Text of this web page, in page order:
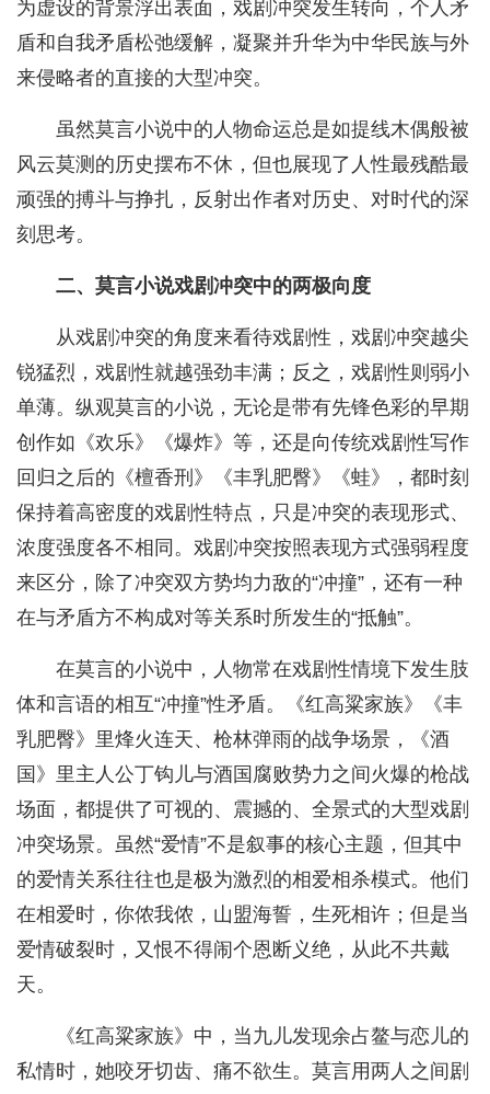
为虚设的背景浮出表面，戏剧冲突发生转向，个人矛
盾和自我矛盾松弛缓解，凝聚并升华为中华民族与外
来侵略者的直接的大型冲突。
虽然莫言小说中的人物命运总是如提线木偶般被
风云莫测的历史摆布不休，但也展现了人性最残酷最
顽强的搏斗与挣扎，反射出作者对历史、对时代的深
刻思考。
二、莫言小说戏剧冲突中的两极向度
从戏剧冲突的角度来看待戏剧性，戏剧冲突越尖
锐猛烈，戏剧性就越强劲丰满；反之，戏剧性则弱小
单薄。纵观莫言的小说，无论是带有先锋色彩的早期
创作如《欢乐》《爆炸》等，还是向传统戏剧性写作
回归之后的《檀香刑》《丰乳肥臀》《蛙》，都时刻
保持着高密度的戏剧性特点，只是冲突的表现形式、
浓度强度各不相同。戏剧冲突按照表现方式强弱程度
来区分，除了冲突双方势均力敌的“冲撞”，还有一种
在与矛盾方不构成对等关系时所发生的“抵触”。
在莫言的小说中，人物常在戏剧性情境下发生肢
体和言语的相互“冲撞”性矛盾。《红高粱家族》《丰
乳肥臀》里烽火连天、枪林弹雨的战争场景，《酒
国》里主人公丁钩儿与酒国腐败势力之间火爆的枪战
场面，都提供了可视的、震撼的、全景式的大型戏剧
冲突场景。虽然“爱情”不是叙事的核心主题，但其中
的爱情关系往往也是极为激烈的相爱相杀模式。他们
在相爱时，你侬我侬，山盟海誓，生死相许；但是当
爱情破裂时，又恨不得闹个恩断义绝，从此不共戴
天。
《红高粱家族》中，当九儿发现余占鳌与恋儿的
私情时，她咬牙切齿、痛不欲生。莫言用两人之间剧